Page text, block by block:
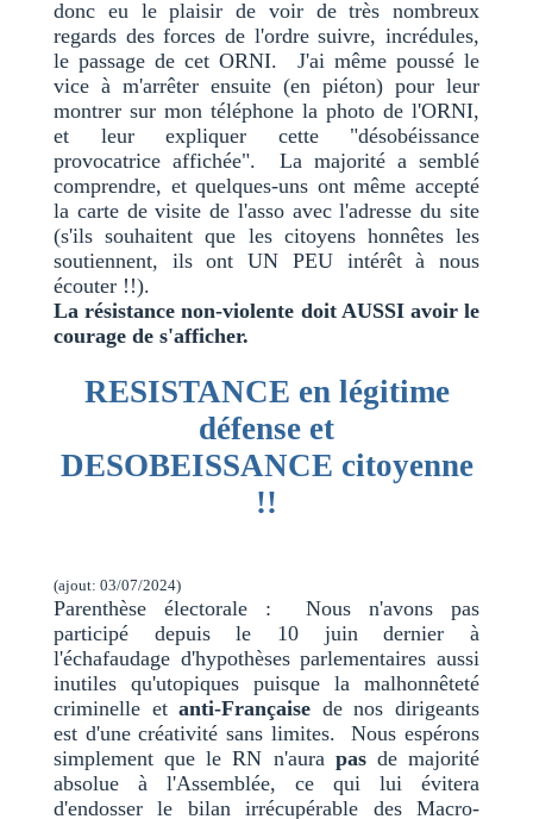
donc eu le plaisir de voir de très nombreux
regards des forces de l'ordre suivre, incrédules,
le passage de cet ORNI. J'ai même poussé le
vice à m'arrêter ensuite (en piéton) pour leur
montrer sur mon téléphone la photo de l'ORNI,
et leur expliquer cette "désobéissance
provocatrice affichée". La majorité a semblé
comprendre, et quelques-uns ont même accepté
la carte de visite de l'asso avec l'adresse du site
(s'ils souhaitent que les citoyens honnêtes les
soutiennent, ils ont UN PEU intérêt à nous
écouter !!).
La résistance non-violente doit AUSSI avoir le
courage de s'afficher.
RESISTANCE en légitime
défense et
DESOBEISSANCE citoyenne
!!
(ajout: 03/07/2024)
Parenthèse électorale : Nous n'avons pas
participé depuis le 10 juin dernier à
l'échafaudage d'hypothèses parlementaires aussi
inutiles qu'utopiques puisque la malhonnêteté
criminelle etanti-Française de nos dirigeants
est d'une créativité sans limites. Nous espérons
simplement que le RN n'aura pasde majorité
absolue à l'Assemblée, ce qui lui évitera
d'endosser le bilan irrécupérable des Macro-